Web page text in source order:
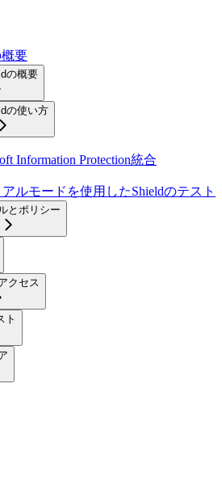
概要
の概要
の使い方
Information Protection統合
アルモードを使用したShieldのテスト
とポリシー
クセス
ト